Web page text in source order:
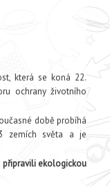
která se koná 22.
ochrany životního
době probíhá
zemích světa a je
připravili ekologickou